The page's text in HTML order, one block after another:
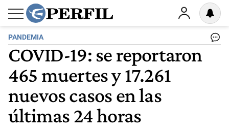
PANDEMIA
COVID-19: se reportaron
465 muertes y 17.261
nuevos casos en las
últimas 24 horas